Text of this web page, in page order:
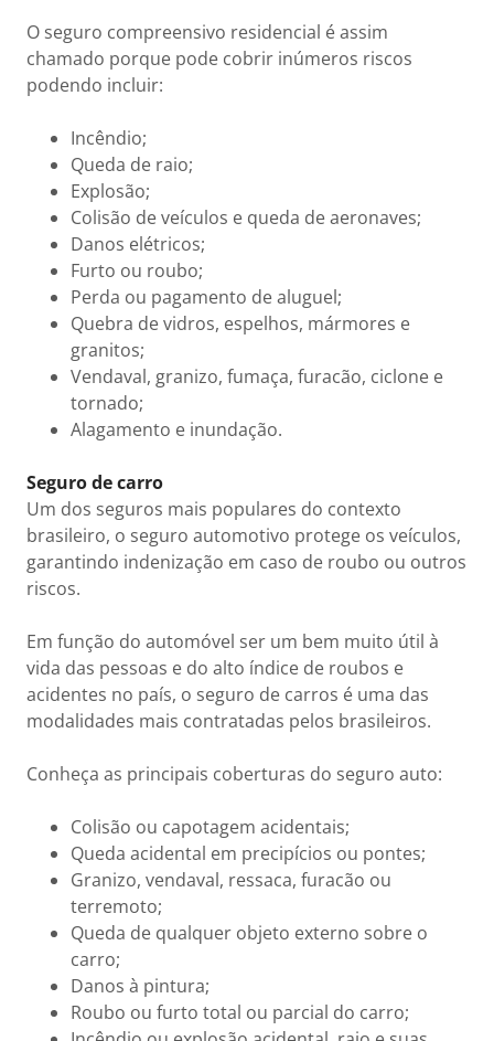
O seguro compreensivo residencial é assim
chamado porque pode cobrir inúmeros riscos
podendo incluir:
Incêndio;
Queda de raio;
Explosão;
Colisão de veículos e queda de aeronaves;
Danos elétricos;
Furto ou roubo;
Perda ou pagamento de aluguel;
Quebra de vidros, espelhos, mármores e
granitos;
Vendaval, granizo, fumaça, furacão, ciclone e
tornado;
Alagamento e inundação.
Seguro de carro
Um dos seguros mais populares do contexto
brasileiro, o seguro automotivo protege os veículos,
garantindo indenização em caso de roubo ou outros
riscos.
Em função do automóvel ser um bem muito útil à
vida das pessoas e do alto índice de roubos e
acidentes no país, o seguro de carros é uma das
modalidades mais contratadas pelos brasileiros.
Conheça as principais coberturas do seguro auto:
Colisão ou capotagem acidentais;
Queda acidental em precipícios ou pontes;
Granizo, vendaval, ressaca, furacão ou
terremoto;
Queda de qualquer objeto externo sobre o
carro;
Danos à pintura;
Roubo ou furto total ou parcial do carro;